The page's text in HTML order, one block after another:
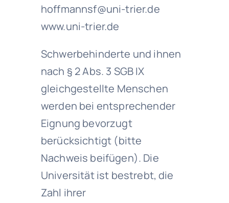
hoffmannsf@uni-trier.de
www.uni-trier.de
Schwerbehinderte und ihnen
nach § 2 Abs. 3 SGB IX
gleichgestellte Menschen
werden bei entsprechender
Eignung bevorzugt
berücksichtigt (bitte
Nachweis beifügen). Die
Universität ist bestrebt, die
Zahl ihrer